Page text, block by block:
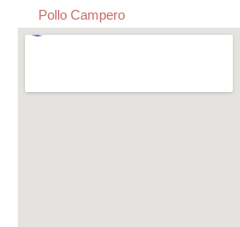
Pollo Campero